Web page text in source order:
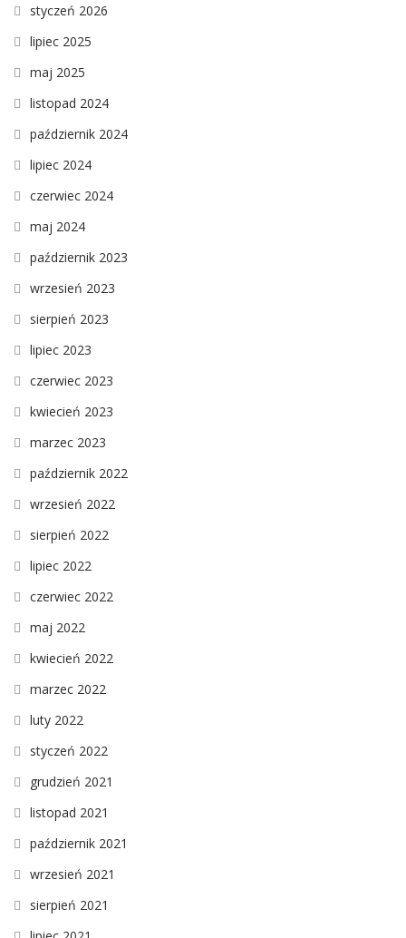
styczeń 2026
lipiec 2025
maj 2025
listopad 2024
październik 2024
lipiec 2024
czerwiec 2024
maj 2024
październik 2023
wrzesień 2023
sierpień 2023
lipiec 2023
czerwiec 2023
kwiecień 2023
marzec 2023
październik 2022
wrzesień 2022
sierpień 2022
lipiec 2022
czerwiec 2022
maj 2022
kwiecień 2022
marzec 2022
luty 2022
styczeń 2022
grudzień 2021
listopad 2021
październik 2021
wrzesień 2021
sierpień 2021